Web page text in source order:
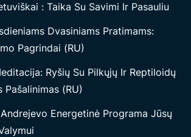
: Taika Su Savimi Ir Pasauliu
Dvasiniams Pratimams:
Pagrindai (RU)
Ryšių Su Pilkųjų Ir Reptiloidų
(RU)
Energetinė Programa Jūsų